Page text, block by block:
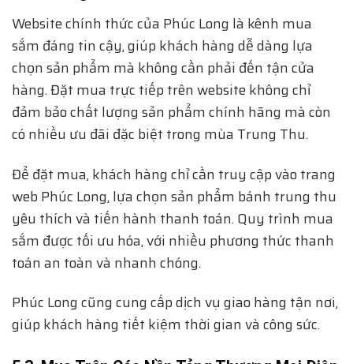
Website chính thức của Phúc Long là kênh mua
sắm đáng tin cậy, giúp khách hàng dễ dàng lựa
chọn sản phẩm mà không cần phải đến tận cửa
hàng. Đặt mua trực tiếp trên website không chỉ
đảm bảo chất lượng sản phẩm chính hãng mà còn
có nhiều ưu đãi đặc biệt trong mùa Trung Thu.
Để đặt mua, khách hàng chỉ cần truy cập vào trang
web Phúc Long, lựa chọn sản phẩm bánh trung thu
yêu thích và tiến hành thanh toán. Quy trình mua
sắm được tối ưu hóa, với nhiều phương thức thanh
toán an toàn và nhanh chóng.
Phúc Long cũng cung cấp dịch vụ giao hàng tận nơi,
giúp khách hàng tiết kiệm thời gian và công sức.